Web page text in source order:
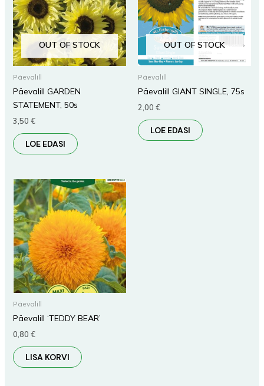
OUT OF STOCK
Päevalill
Päevalill GARDEN
STATEMENT, 50s
3,50 €
LOE EDASI
OUT OF STOCK
Päevalill
Päevalill GIANT SINGLE, 75s
2,00 €
LOE EDASI
Päevalill
Päevalill ‘TEDDY BEAR’
0,80 €
LISA KORVI